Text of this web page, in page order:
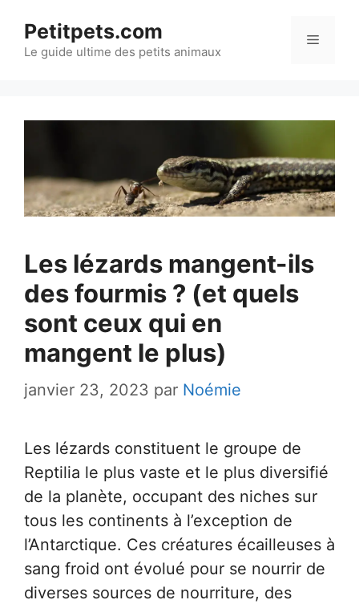
contenu
Petitpets.com
Le guide ultime des petits animaux
Menu
Les lézards mangent-ils
des fourmis ? (et quels
sont ceux qui en
mangent le plus)
janvier 23, 2023 par Noémie
Les lézards constituent le groupe de
Reptilia le plus vaste et le plus diversifié
de la planète, occupant des niches sur
tous les continents à l’exception de
l’Antarctique. Ces créatures écailleuses à
sang froid ont évolué pour se nourrir de
diverses sources de nourriture, des